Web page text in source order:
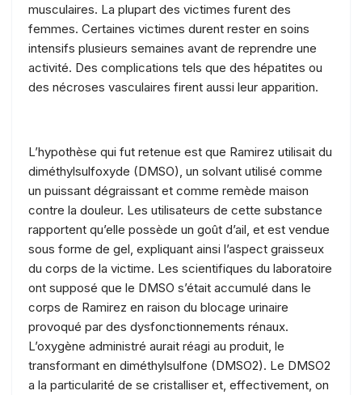
musculaires. La plupart des victimes furent des
femmes. Certaines victimes durent rester en soins
intensifs plusieurs semaines avant de reprendre une
activité. Des complications tels que des hépatites ou
des nécroses vasculaires firent aussi leur apparition.
L’hypothèse qui fut retenue est que Ramirez utilisait du
diméthylsulfoxyde (DMSO), un solvant utilisé comme
un puissant dégraissant et comme remède maison
contre la douleur. Les utilisateurs de cette substance
rapportent qu’elle possède un goût d’ail, et est vendue
sous forme de gel, expliquant ainsi l’aspect graisseux
du corps de la victime. Les scientifiques du laboratoire
ont supposé que le DMSO s’était accumulé dans le
corps de Ramirez en raison du blocage urinaire
provoqué par des dysfonctionnements rénaux.
L’oxygène administré aurait réagi au produit, le
transformant en diméthylsulfone (DMSO2). Le DMSO2
a la particularité de se cristalliser et, effectivement, on